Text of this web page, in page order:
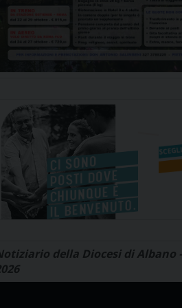
della Diocesi di Albano